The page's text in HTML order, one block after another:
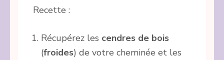
Recette :
Récupérez les cendres de bois
(froides) de votre cheminée et les